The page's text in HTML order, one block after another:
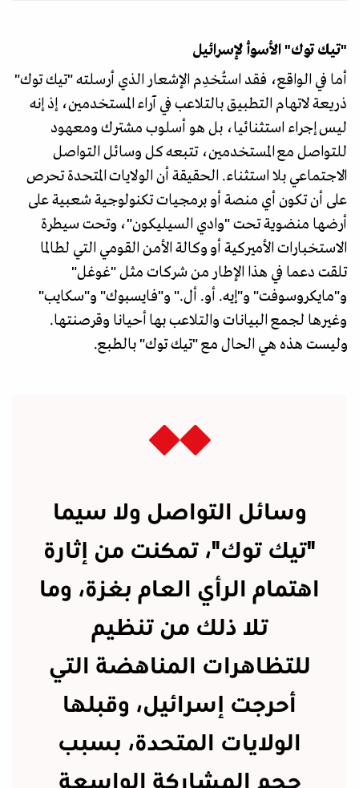
"تيك توك" الأسوأ لإسرائيل
أما في الواقع، فقد استُخدِم الإشعار الذي أرسلته "تيك توك"
ذريعة لاتهام التطبيق بالتلاعب في آراء المستخدمين، إذ إنه
ليس إجراء استثنائيا، بل هو أسلوب مشترك ومعهود
للتواصل مع المستخدمين، تتبعه كل وسائل التواصل
الاجتماعي بلا استثناء. الحقيقة أن الولايات المتحدة تحرص
على أن تكون أي منصة أو برمجيات تكنولوجية شعبية على
أرضها منضوية تحت "وادي السيليكون"، وتحت سيطرة
الاستخبارات الأميركية أو وكالة الأمن القومي التي لطالما
تلقت دعما في هذا الإطار من شركات مثل "غوغل"
و"مايكروسوفت" و"إيه. أو. أل." و"فايسبوك" و"سكايب"
وغيرها لجمع البيانات والتلاعب بها أحيانا وقرصنتها.
وليست هذه هي الحال مع "تيك توك" بالطبع.
وسائل التواصل ولا سيما
"تيك توك"، تمكنت من إثارة
اهتمام الرأي العام بغزة، وما
تلا ذلك من تنظيم
للتظاهرات المناهضة التي
أحرجت إسرائيل، وقبلها
الولايات المتحدة، بسبب
حجم المشاركة الواسعة